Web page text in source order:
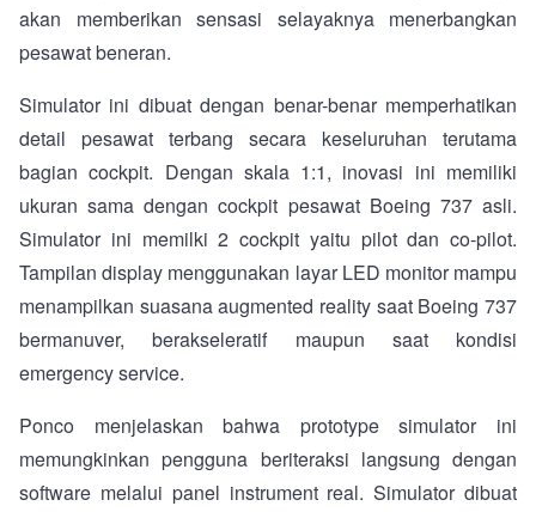
akan memberikan sensasi selayaknya menerbangkan
pesawat beneran.
Simulator ini dibuat dengan benar-benar memperhatikan
detail pesawat terbang secara keseluruhan terutama
bagian cockpit. Dengan skala 1:1, inovasi ini memiliki
ukuran sama dengan cockpit pesawat Boeing 737 asli.
Simulator ini memilki 2 cockpit yaitu pilot dan co-pilot.
Tampilan display menggunakan layar LED monitor mampu
menampilkan suasana augmented reality saat Boeing 737
bermanuver, berakseleratif maupun saat kondisi
emergency service.
Ponco menjelaskan bahwa prototype simulator ini
memungkinkan pengguna beriteraksi langsung dengan
software melalui panel instrument real. Simulator dibuat